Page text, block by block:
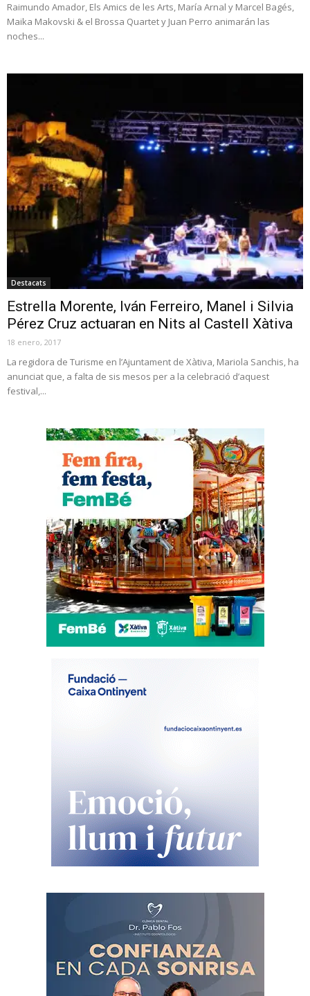
Raimundo Amador, Els Amics de les Arts, María Arnal y Marcel Bagés,
Maika Makovski & el Brossa Quartet y Juan Perro animarán las
noches...
Destacats
Estrella Morente, Iván Ferreiro, Manel i Silvia
Pérez Cruz actuaran en Nits al Castell Xàtiva
18 enero, 2017
La regidora de Turisme en l’Ajuntament de Xàtiva, Mariola Sanchis, ha
anunciat que, a falta de sis mesos per a la celebració d’aquest
festival,...